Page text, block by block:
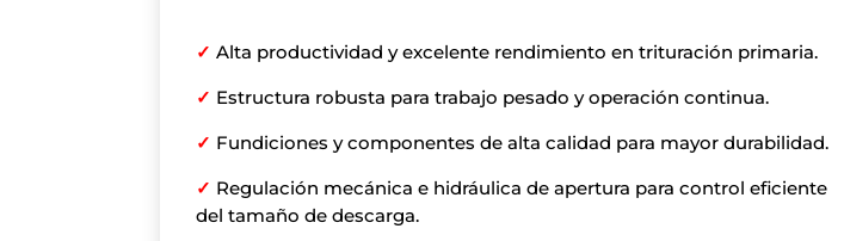
✓Alta productividad y excelente rendimiento en trituración primaria.
✓ Estructura robusta para trabajo pesado y operación continua.
✓ Fundiciones y componentes de alta calidad para mayor durabilidad.
✓ Regulación mecánica e hidráulica de apertura para control eficiente
del tamaño de descarga.